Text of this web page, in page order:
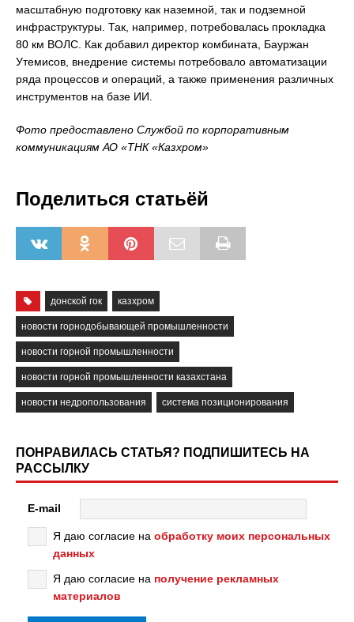
масштабную подготовку как наземной, так и подземной
инфраструктуры. Так, например, потребовалась прокладка
80 км ВОЛС. Как добавил директор комбината, Бауржан
Утемисов, внедрение системы потребовало автоматизации
ряда процессов и операций, а также применения различных
инструментов на базе ИИ.
Фото предоставлено Службой по корпоративным
коммуникациям АО «ТНК «Казхром»
Поделиться статьёй
донской гок казхром
новости горнодобывающей промышленности
новости горной промышленности
новости горной промышленности казахстана
новости недропользования система позиционирования
ПОНРАВИЛАСЬ СТАТЬЯ? ПОДПИШИТЕСЬ НА
РАССЫЛКУ
E-mail
Я даю согласие на обработку моих персональных
данных
Я даю согласие на получение рекламных
материалов